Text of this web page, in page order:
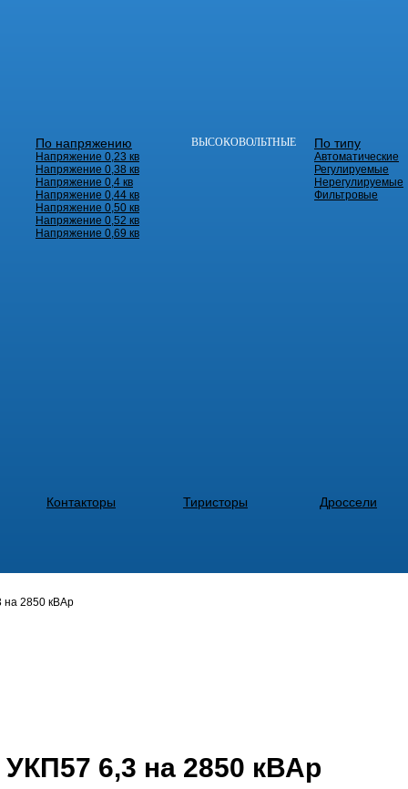
По напряжению
Напряжение 0,23 кв
Напряжение 0,38 кв
Напряжение 0,4 кв
Напряжение 0,44 кв
Напряжение 0,50 кв
Напряжение 0,52 кв
Напряжение 0,69 кв
ВЫСОКОВОЛЬТНЫЕ По типу
Автоматические
Регулируемые
Нерегулируемые
Фильтровые
Контакторы Тиристоры Дроссели
на 2850 кВАр
6,3 на 2850 кВАр